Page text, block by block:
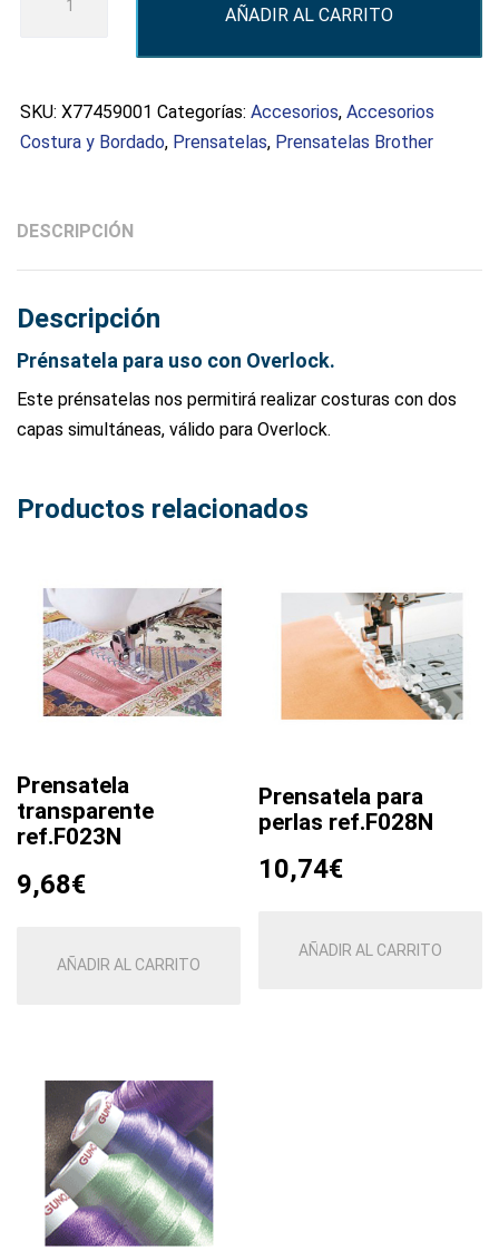
overlock
capas
ref.X77459001
AÑADIR AL CARRITO
SKU: X77459001 Categorías: Accesorios, Accesorios
Costura y Bordado, Prensatelas, Prensatelas Brother
DESCRIPCIÓN
Descripción
Prénsatela para uso con Overlock.
Este prénsatelas nos permitirá realizar costuras con dos
capas simultáneas, válido para Overlock.
Productos relacionados
Prensatela
transparente
ref.F023N
9,68€
AÑADIR AL CARRITO
Prensatela para
perlas ref.F028N
10,74€
AÑADIR AL CARRITO